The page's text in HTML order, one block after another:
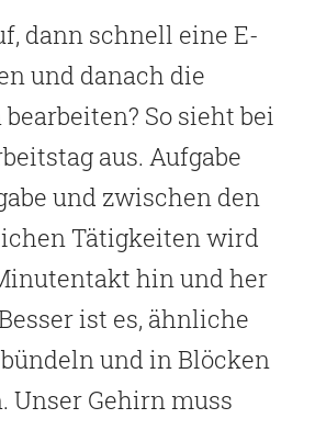
dann schnell eine E-
und danach die
So sieht bei
aus. Aufgabe
und zwischen den
Tätigkeiten wird
hin und her
ist es, ähnliche
und in Blöcken
Unser Gehirn muss